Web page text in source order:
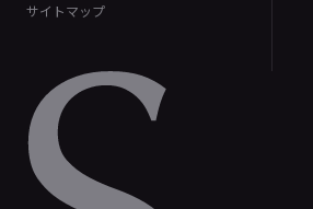
サイトマップ